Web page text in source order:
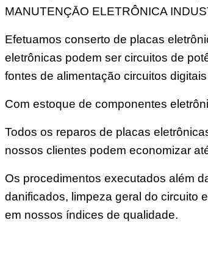
MANUTENÇĀO ELETRÔNICA
Efetuamos conserto de placas
eletrônicas podem ser circuitos de
fontes de alimentação circuitos
Com estoque de componentes
Todos os reparos de placas
nossos clientes podem economizar
Os procedimentos executados além
danificados, limpeza geral do circuito
em nossos índices de qualidade.